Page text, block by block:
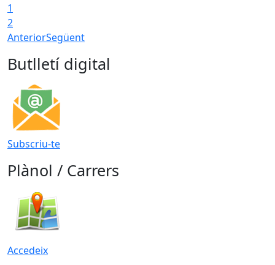
1
2
AnteriorSegüent
Butlletí digital
Subscriu-te
Plànol / Carrers
Accedeix